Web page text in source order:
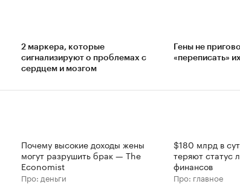
2 маркера, которые
сигнализируют о проблемах с
сердцем и мозгом
Гены не
«переписать»
Почему высокие доходы жены
могут разрушить брак — The
Economist
Про: деньги
$180 млрд в
теряют статус
финансов
Про: главное